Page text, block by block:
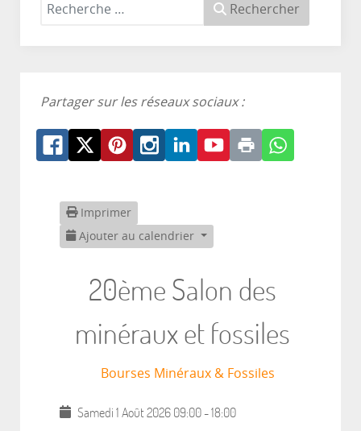
Rechercher
Partager sur les réseaux sociaux :
Imprimer
Ajouter au calendrier
20ème Salon des
minéraux et fossiles
Bourses Minéraux & Fossiles
Samedi 1 Août 2026 09:00 -18:00